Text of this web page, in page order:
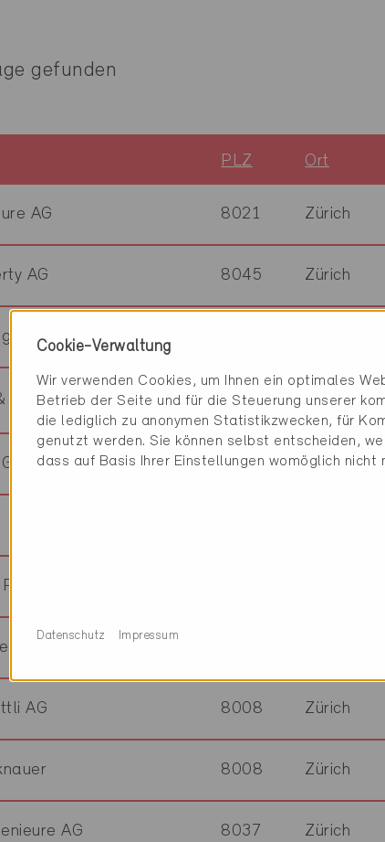
gefunden
PLZ Ort
AG 8021 Zürich
AG 8045 Zürich
AG
Partner AG 8045 Zürich
8005 Zürich
AG
AG 8008 Zürich
8008 Zürich
AG 8037 Zürich
Cookie-Verwaltung
Wir verwenden Cookies, um Ihnen ein optimales
Betrieb der Seite und für die Steuerung unserer
die lediglich zu anonymen Statistikzwecken, für
genutzt werden. Sie können selbst entscheiden,
dass auf Basis Ihrer Einstellungen womöglich
Datenschutz Impressum